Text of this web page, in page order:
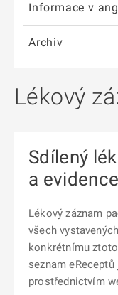
Informace v
Archiv
Lékový
Sdílený
a
Lékový záznam
všech
konkrétnímu
seznam
prostřednictvím